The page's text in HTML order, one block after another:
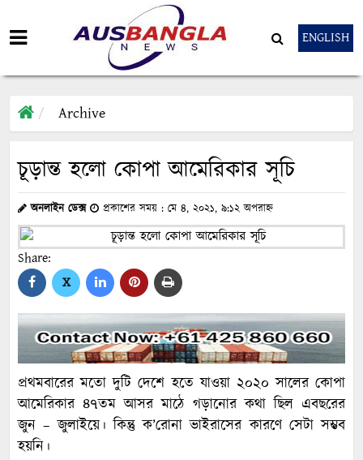
ENGLISH
Archive
চূড়ান্ত হলো কোপা আমেরিকার সূচি
অনলাইন ডেক্স প্রকাশের সময় : মে ৪, ২০২১, ৯:১২ অপরাহ্ন
Share:
X
প্রথমবারের মতো দুটি দেশে হতে যাওয়া ২০২০ সালের কোপা
আমেরিকার ৪৭তম আসর মাঠে গড়ানোর কথা ছিল এবছরের
জুন – জুলাইয়ে। কিন্তু ক’রোনা ভাইরাসের কারণে সেটা সম্ভব
হয়নি।